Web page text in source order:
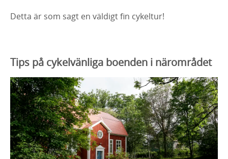
Detta är som sagt en väldigt fin cykeltur!
Tips på cykelvänliga boenden i närområdet